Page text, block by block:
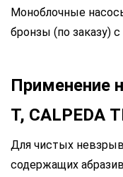
Моноблочные
бронзы (по заказу)
Применение
T, CALPEDA
Для чистых
содержащих